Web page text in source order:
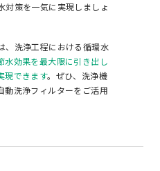
対策を一気に実現しましょ
、洗浄工程における循環水
水効果を最大限に引き出し
現できます。ぜひ、洗浄機
動洗浄フィルターをご活用